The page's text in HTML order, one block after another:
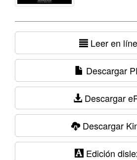
Leer en
Descargar
Descargar
Descargar
Edición